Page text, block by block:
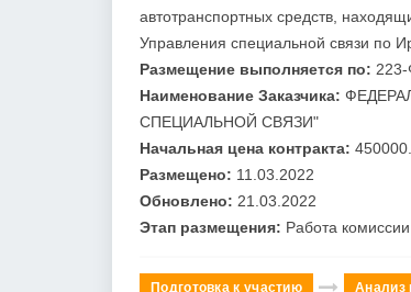
автотранспортных средств,
Управления специальной связи по
Размещение выполняется по:
Наименование Заказчика:
СПЕЦИАЛЬНОЙ СВЯЗИ"
Начальная цена контракта:
Размещено: 11.03.2022
Обновлено: 21.03.2022
Этап размещения: Работа комиссии
Подготовка к участию Анализ